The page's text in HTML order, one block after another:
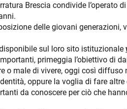
Brescia condivide l’operato di
delle giovani generazioni,
sul loro sito istituzionale
primeggia l’obiettivo di
o male di vivere, oggi così
oppure la voglia di fare
da conoscere per ciò che